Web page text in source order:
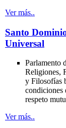
Ver más..
Santo
Universal
Parlamento
Religiones,
y Filosofías
condiciones
respeto
Ver más..